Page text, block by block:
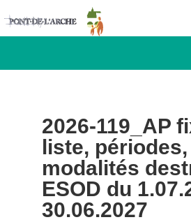
2026-119_AP
liste, périodes,
modalités
ESOD du
30.06.2027